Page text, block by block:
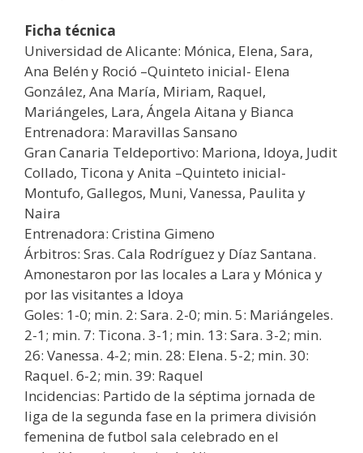
Ficha técnica
Universidad de Alicante: Mónica, Elena, Sara,
Ana Belén y Roció –Quinteto inicial- Elena
González, Ana María, Miriam, Raquel,
Mariángeles, Lara, Ángela Aitana y Bianca
Entrenadora: Maravillas Sansano
Gran Canaria Teldeportivo: Mariona, Idoya, Judit
Collado, Ticona y Anita –Quinteto inicial-
Montufo, Gallegos, Muni, Vanessa, Paulita y
Naira
Entrenadora: Cristina Gimeno
Árbitros: Sras. Cala Rodríguez y Díaz Santana.
Amonestaron por las locales a Lara y Mónica y
por las visitantes a Idoya
Goles: 1-0; min. 2: Sara. 2-0; min. 5: Mariángeles.
2-1; min. 7: Ticona. 3-1; min. 13: Sara. 3-2; min.
26: Vanessa. 4-2; min. 28: Elena. 5-2; min. 30:
Raquel. 6-2; min. 39: Raquel
Incidencias: Partido de la séptima jornada de
liga de la segunda fase en la primera división
femenina de futbol sala celebrado en el